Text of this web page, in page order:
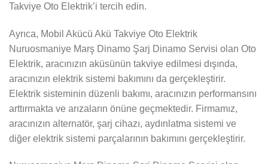
Takviye Oto Elektrik’i tercih edin.
Ayrıca, Mobil Akücü Akü Takviye Oto Elektrik
Nuruosmaniye Marş Dinamo Şarj Dinamo Servisi olan Oto
Elektrik, aracınızın aküsünün takviye edilmesi dışında,
aracınızın elektrik sistemi bakımını da gerçekleştirir.
Elektrik sisteminin düzenli bakımı, aracınızın performansını
arttırmakta ve arızaların önüne geçmektedir. Firmamız,
aracınızın alternatör, şarj cihazı, aydınlatma sistemi ve
diğer elektrik sistemi parçalarının bakımını gerçekleştirir.